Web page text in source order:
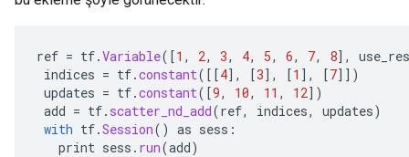
ref = tf.Variable( [1 , 2, 3, 4, 5, 6, 7, 8] ,
indices = tf.constant( [[4] , [3] , [1 ] , [7]] )
updates = tf.constant( [9, 10, 11 , 12] )
add = tf. scatter_nd_add(ref, indices, updates)
with tf.Session() as sess :
print sess . run(add)